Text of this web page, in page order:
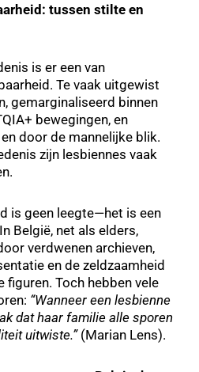
tussen stilte en
is er een van
Te vaak uitgewist
gemarginaliseerd binnen
bewegingen, en
door de mannelijke blik.
zijn lesbiennes vaak
is geen leegte—het is een
België, net als elders,
verdwenen archieven,
en de zeldzaamheid
figuren. Toch hebben vele
“Wanneer een lesbienne
dat haar familie alle sporen
uitwiste.”(Marian Lens).